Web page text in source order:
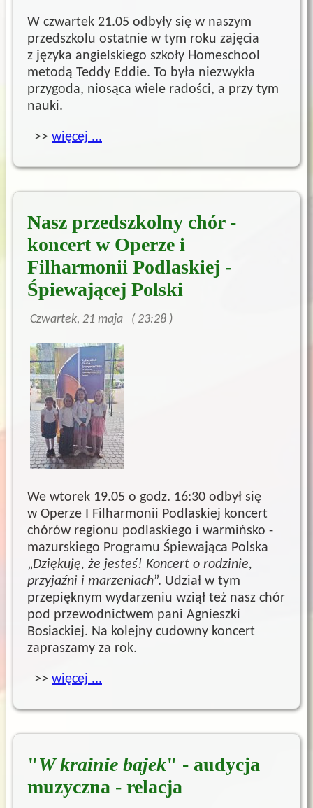
W czwartek 21.05 odbyły się w naszym
przedszkolu ostatnie w tym roku zajęcia
z języka angielskiego szkoły Homeschool
metodą Teddy Eddie. To była niezwykła
przygoda, niosąca wiele radości, a przy tym
nauki.
>> więcej ...
Nasz przedszkolny chór -
koncert w Operze i
Filharmonii Podlaskiej -
Śpiewającej Polski
Czwartek, 21 maja ( 23:28 )
We wtorek 19.05 o godz. 16:30 odbył się
w Operze I Filharmonii Podlaskiej koncert
chórów regionu podlaskiego i warmińsko -
mazurskiego Programu Śpiewająca Polska
„Dziękuję, że jesteś! Koncert o rodzinie,
przyjaźni i marzeniach”. Udział w tym
przepięknym wydarzeniu wziął też nasz chór
pod przewodnictwem pani Agnieszki
Bosiackiej. Na kolejny cudowny koncert
zapraszamy za rok.
>> więcej ...
"W krainie bajek" - audycja
muzyczna - relacja